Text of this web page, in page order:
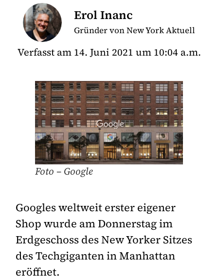
Erol Inanc
Gründer von New York Aktuell
Verfasst am 14. Juni 2021 um 10:04 a.m.
Foto – Google
Googles weltweit erster eigener
Shop wurde am Donnerstag im
Erdgeschoss des New Yorker Sitzes
des Techgiganten in Manhattan
eröffnet.